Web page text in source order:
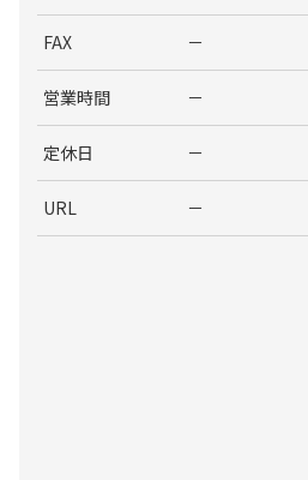
FAX －
営業時間 －
定休日 －
URL －